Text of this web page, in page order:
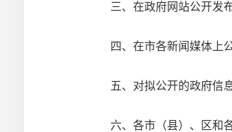
三、在政府网站公开发布
四、在市各新闻媒体上公
五、对拟公开的政府信息
六、各市（县）、区和各